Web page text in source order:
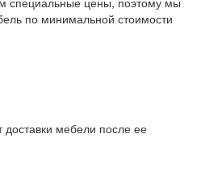
по минимальной стоимости
мебели после ее